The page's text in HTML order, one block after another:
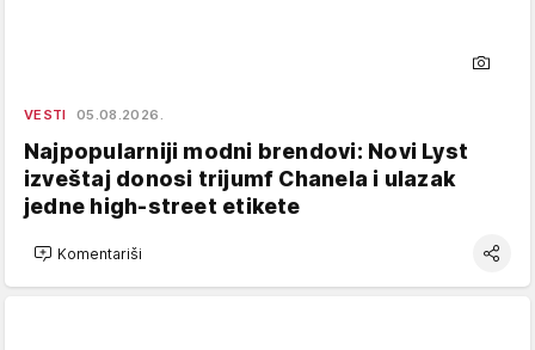
VESTI 05.08.2026.
Najpopularniji modni brendovi: Novi Lyst
izveštaj donosi trijumf Chanela i ulazak
jedne high-street etikete
Komentariši